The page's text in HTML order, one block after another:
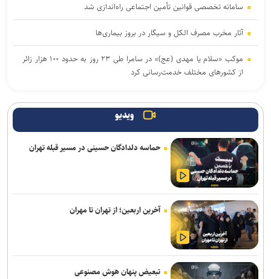
سامانه تخصصی قوانین تأمین اجتماعی راه‌اندازی شد
آثار مخرب مصرف الکل و سیگار در بروز بیماری‌ها
موکب «سلام یا مهدی (عج)» در سامرا طی ۲۳ روز به حدود ۱۰۰ هزار زائر
از کشورهای مختلف خدمت‌رسانی کرد
شعله‌های آتش جان باختند
حادثه در دست بررسی است
امروز پنجشنبه نبض ترافیک پایتخت به آرامی می‌زند
هدف‌گذاری شده است
افزایش احتمال انتقال بیماری‌های مشترک بین انسان و حیوان با قاچاق
دام/ کنترل تب دنگی از مالاریا دشوارتر است
ویدیو
حماسه دلدادگان حسینی در مسیر قبله تهران
آخرین اربعین؛ از تهران تا مهران
تبعیض پنهان هوش مصنوعی